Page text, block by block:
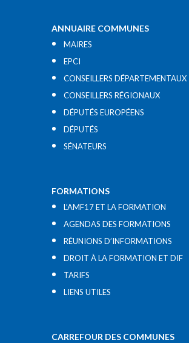
ANNUAIRE COMMUNES
MAIRES
EPCI
CONSEILLERS DÉPARTEMENTAUX
CONSEILLERS RÉGIONAUX
DÉPUTÉS EUROPÉENS
DÉPUTÉS
SÉNATEURS
FORMATIONS
L’AMF17 ET LA FORMATION
AGENDAS DES FORMATIONS
RÉUNIONS D’INFORMATIONS
DROIT À LA FORMATION ET DIF
TARIFS
LIENS UTILES​
CARREFOUR DES COMMUNES